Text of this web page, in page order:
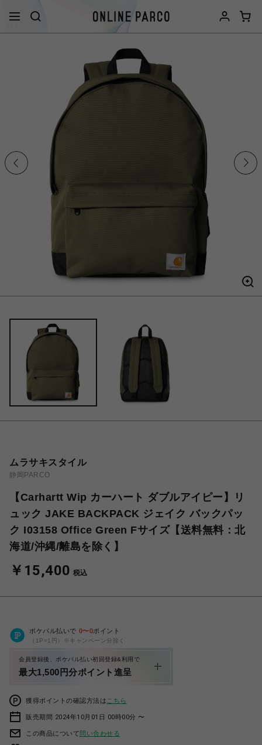
ムラサキスタイル
静岡PARCO
【Carhartt Wip カーハート ダブルアイピー】リ
ュック JAKE BACKPACK ジェイク バックパッ
ク I03158 Office Green Fサイズ【送料無料：北
海道/沖縄/離島を除く】
￥15,400 税込
ポケパル払いで 0〜0ポイント
（1P=1円）※キャンペーン分除く
会員登録後、ポケパル払い初回登録&利用で
最大1,500円分ポイント進呈
獲得ポイントの確認方法は こちら
販売期間 2024年10月01日 00時00分 〜
この商品について問い合わせる